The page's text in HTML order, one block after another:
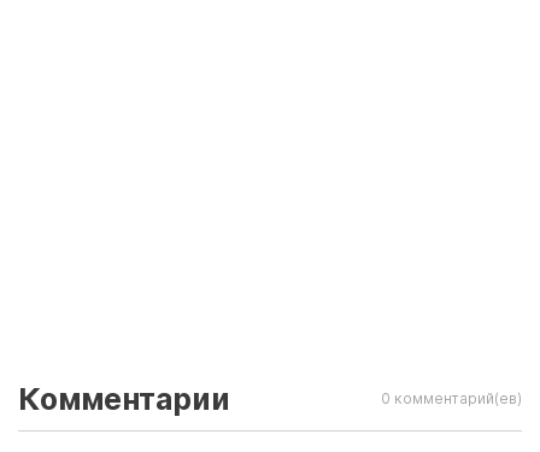
Комментарии 0 комментарий(ев)